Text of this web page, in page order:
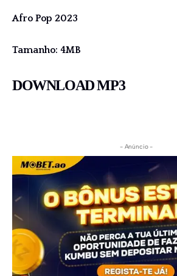
Afro Pop 2023
Tamanho: 4MB
DOWNLOAD MP3
- Anúncio -